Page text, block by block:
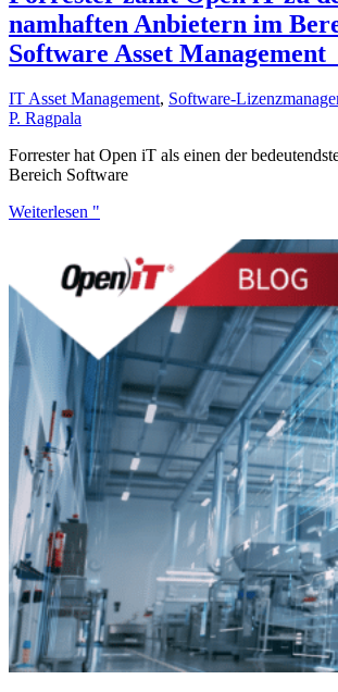
namhaften Anbietern im
Software Asset Management
IT Asset Management, Software-
P. Ragpala
Forrester hat Open iT als einen der
Bereich Software
Weiterlesen "